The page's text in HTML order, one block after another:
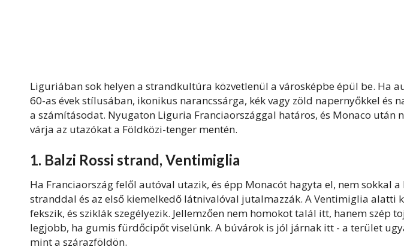
Liguriában sok helyen a strandkultúra közvetlenül a városképbe épül be. Ha
60-as évek stílusában, ikonikus narancssárga, kék vagy zöld napernyőkkel és
a számításodat. Nyugaton Liguria Franciaországgal határos, és Monaco után
várja az utazókat a Földközi-tenger mentén.
1. Balzi Rossi strand, Ventimiglia
Ha Franciaország felől autóval utazik, és épp Monacót hagyta el, nem sokkal
stranddal és az első kiemelkedő látnivalóval jutalmazzák. A Ventimiglia alatti
fekszik, és sziklák szegélyezik. Jellemzően nem homokot talál itt, hanem szép
legjobb, ha gumis fürdőcipőt viselünk. A búvárok is jól járnak itt - a terület
mint a szárazföldön.